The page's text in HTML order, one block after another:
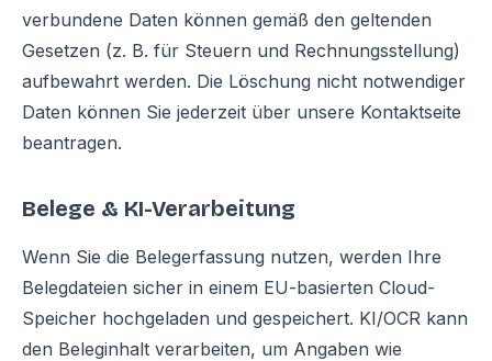
verbundene Daten können gemäß den geltenden
Gesetzen (z. B. für Steuern und Rechnungsstellung)
aufbewahrt werden. Die Löschung nicht notwendiger
Daten können Sie jederzeit über unsere Kontaktseite
beantragen.
Belege & KI-Verarbeitung
Wenn Sie die Belegerfassung nutzen, werden Ihre
Belegdateien sicher in einem EU-basierten Cloud-
Speicher hochgeladen und gespeichert. KI/OCR kann
den Beleginhalt verarbeiten, um Angaben wie